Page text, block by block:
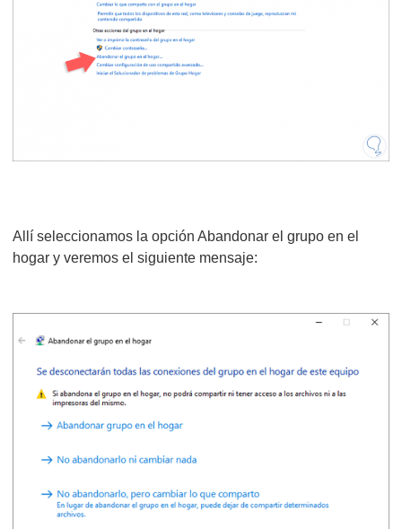
Allí seleccionamos la opción Abandonar el grupo en el
hogar y veremos el siguiente mensaje: